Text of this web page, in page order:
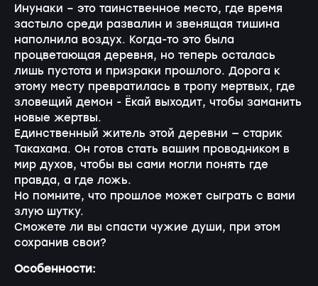
Инунаки – это таинственное место, где время
застыло среди развалин и звенящая тишина
наполнила воздух. Когда-то это была
процветающая деревня, но теперь осталась
лишь пустота и призраки прошлого. Дорога к
этому месту превратилась в тропу мертвых, где
зловещий демон - Ёкай выходит, чтобы заманить
новые жертвы.
Единственный житель этой деревни — старик
Такахама. Он готов стать вашим проводником в
мир духов, чтобы вы сами могли понять где
правда, а где ложь.
Но помните, что прошлое может сыграть с вами
злую шутку.
Сможете ли вы спасти чужие души, при этом
сохранив свои?
Особенности: